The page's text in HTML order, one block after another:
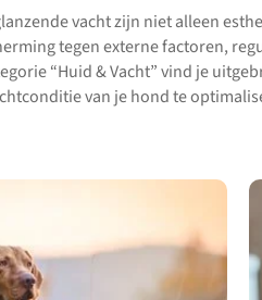
vacht zijn niet alleen
tegen externe factoren,
“Huid & Vacht” vind je
van je hond te